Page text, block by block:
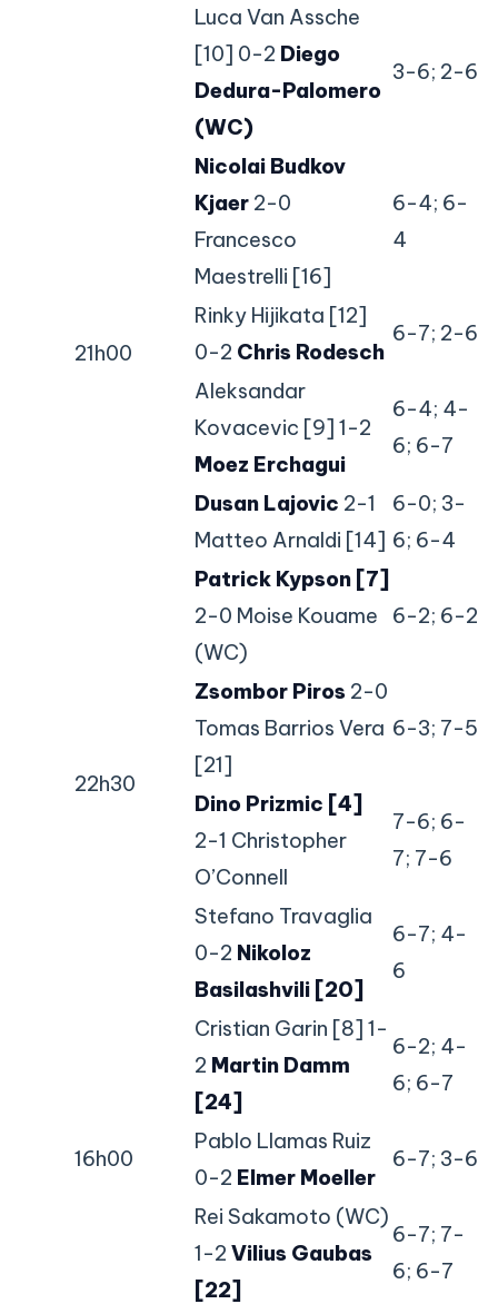
Luca Van Assche
[10] 0-2 Diego
Dedura-Palomero
(WC)
3-6; 2-6
21h00
Nicolai Budkov
Kjaer 2-0
Francesco
Maestrelli [16]
6-4; 6-
4
Rinky Hijikata [12]
0-2 Chris Rodesch
6-7; 2-6
Aleksandar
Kovacevic [9] 1-2
Moez Erchagui
6-4; 4-
6; 6-7
Dusan Lajovic 2-1
Matteo Arnaldi [14]
6-0; 3-
6; 6-4
22h30
Patrick Kypson [7]
2-0 Moise Kouame
(WC)
6-2; 6-2
Zsombor Piros 2-0
Tomas Barrios Vera
[21]
6-3; 7-5
Dino Prizmic [4]
2-1 Christopher
O’Connell
7-6; 6-
7; 7-6
Stefano Travaglia
0-2 Nikoloz
Basilashvili [20]
6-7; 4-
6
16h00
Cristian Garin [8] 1-
2 Martin Damm
[24]
6-2; 4-
6; 6-7
Pablo Llamas Ruiz
0-2 Elmer Moeller
6-7; 3-6
Rei Sakamoto (WC)
1-2 Vilius Gaubas
[22]
6-7; 7-
6; 6-7